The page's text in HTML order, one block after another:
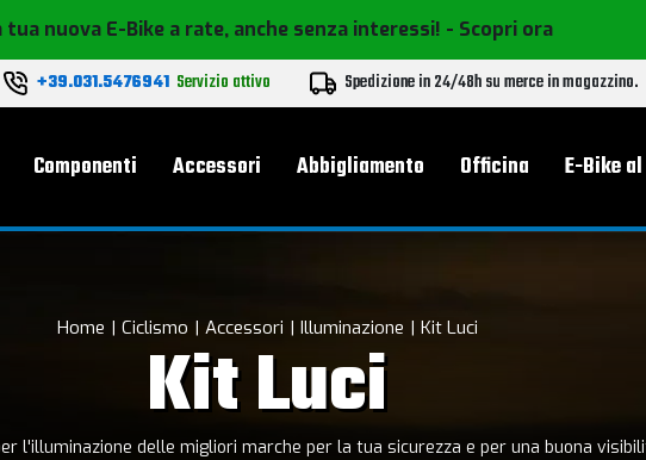
tua nuova E-Bike a rate, anche senza interessi! - Scopri ora
+39.031.5476941 Servizio attivo Spedizione in 24/48h su merce in magazzino.
Componenti Accessori Abbigliamento Officina E-Bike
Home Ciclismo Accessori Illuminazione Kit Luci
Kit Luci
l'illuminazione delle migliori marche per la tua sicurezza e per una buona